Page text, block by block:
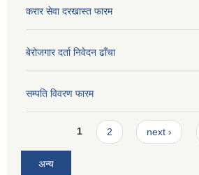
करार सेवा दरखास्त फारम
बेरोजगार दर्ता निवेदन ढाँचा
सम्पति विवरण फारम
Pages1 2 next ›
अन्य